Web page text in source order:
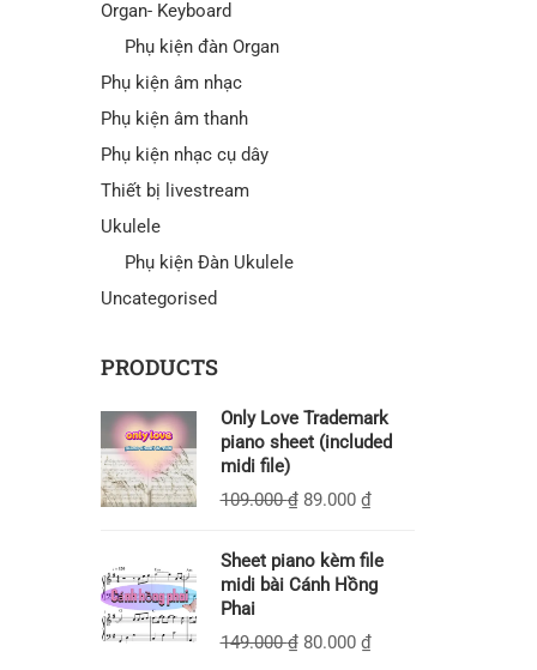
Organ- Keyboard
Phụ kiện đàn Organ
Phụ kiện âm nhạc
Phụ kiện âm thanh
Phụ kiện nhạc cụ dây
Thiết bị livestream
Ukulele
Phụ kiện Đàn Ukulele
Uncategorised
PRODUCTS
Only Love Trademark
piano sheet (included
midi file)
109.000₫ 89.000 ₫
Sheet piano kèm file
midi bài Cánh Hồng
Phai
149.000₫ 80.000 ₫